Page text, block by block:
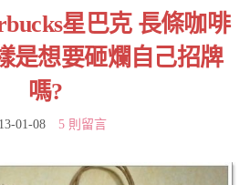
星巴克 長條咖啡
是想要砸爛自己招牌
嗎?
01-08 5 則留言